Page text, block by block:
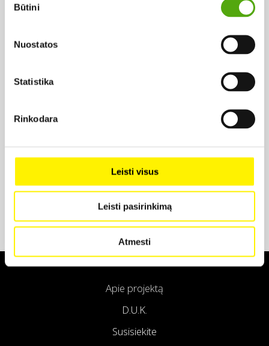
pasirinkimas
Būtini
Nuostatos
Statistika
Rinkodara
Leisti visus
Leisti pasirinkimą
Atmesti
Apie projektą
D.U.K.
Susisiekite